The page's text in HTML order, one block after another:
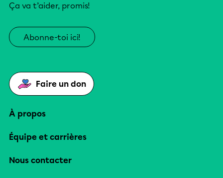
Ça va t’aider, promis!
Abonne-toi ici!
Faire un don
À propos
Équipe et carrières
Nous contacter